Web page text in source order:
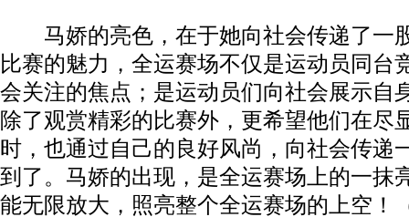
马娇的亮色，在于她向社会传递了一
比赛的魅力，全运赛场不仅是运动员同台
会关注的焦点；是运动员们向社会展示自
除了观赏精彩的比赛外，更希望他们在尽
时，也通过自己的良好风尚，向社会传递
到了。马娇的出现，是全运赛场上的一抹
能无限放大，照亮整个全运赛场的上空！